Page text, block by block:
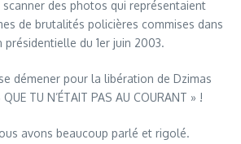
scanner des photos qui représentaient
de brutalités policières commises dans
présidentielle du 1er juin 2003.
démener pour la libération de Dzimas
TU N’ÉTAIT PAS AU COURANT » !
avons beaucoup parlé et rigolé.